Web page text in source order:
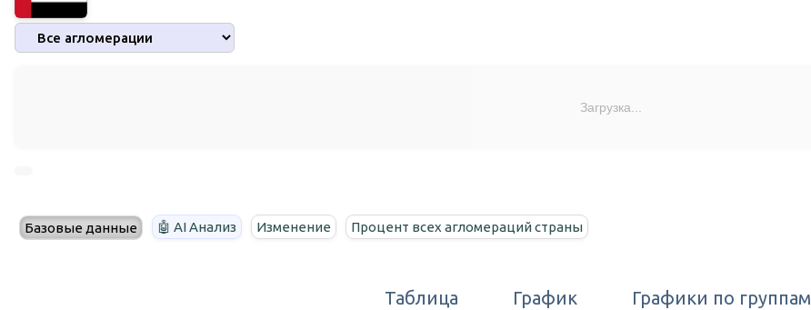
Загрузка...
Базовые данные 🤖 AI Анализ Изменение Процент всех агломераций страны
Таблица График Графики по группам